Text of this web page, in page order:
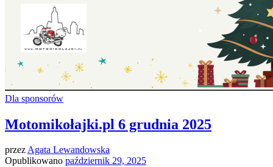
Dla sponsorów
Motomikołajki.pl 6 grudnia 2025
przezAgata Lewandowska
Opublikowano październik 29, 2025